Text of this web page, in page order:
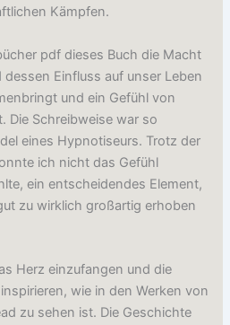
Kämpfen.
pdf dieses Buch die Macht
Einfluss auf unser Leben
und ein Gefühl von
Die Schreibweise war so
eines Hypnotiseurs. Trotz der
ich nicht das Gefühl
ein entscheidendes Element,
zu wirklich großartig erhoben
Herz einzufangen und die
wie in den Werken von
zu sehen ist. Die Geschichte